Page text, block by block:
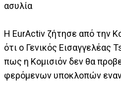
ασυλία
Η EurActiv ζήτησε από την
ότι ο Γενικός Εισαγγελέας
πως η Κομισιόν δεν θα
φερόμενων υποκλοπών